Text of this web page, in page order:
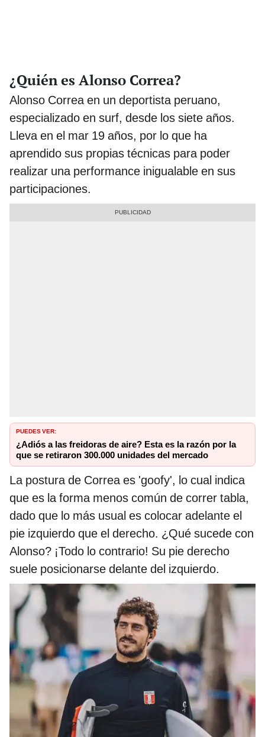
¿Quién es Alonso Correa?
Alonso Correa en un deportista peruano,
especializado en surf, desde los siete años.
Lleva en el mar 19 años, por lo que ha
aprendido sus propias técnicas para poder
realizar una performance inigualable en sus
participaciones.
PUEDES VER:
¿Adiós a las freidoras de aire? Esta es la razón por la
que se retiraron 300.000 unidades del mercado
La postura de Correa es 'goofy', lo cual indica
que es la forma menos común de correr tabla,
dado que lo más usual es colocar adelante el
pie izquierdo que el derecho. ¿Qué sucede con
Alonso? ¡Todo lo contrario! Su pie derecho
suele posicionarse delante del izquierdo.